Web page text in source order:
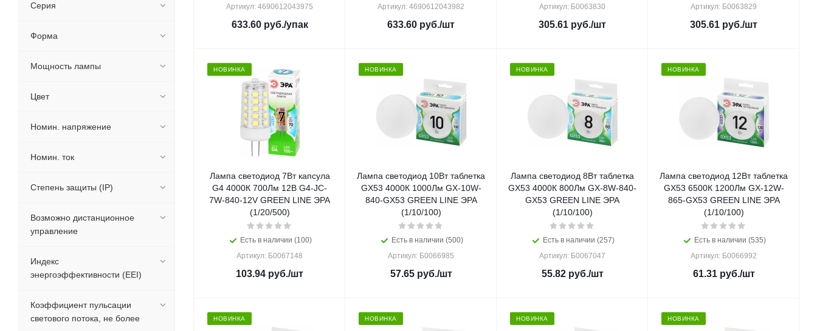
Артикул: 4690612043975
633.60руб./упак
Артикул: 4690612043982
633.60 руб./шт
Артикул: Б0063830
305.61 руб./шт
Артикул: Б0063829
305.61 руб./шт
НОВИНКА
Лампа светодиод 7Вт капсула
G4 4000К 700Лм 12В G4-JC-
7W-840-12V GREEN LINE ЭРА
(1/20/500)
Есть в наличии (100)
Артикул: Б0067148
103.94 руб./шт
НОВИНКА
Лампа светодиод 10Вт таблетка
GX53 4000К 1000Лм GX-10W-
840-GX53 GREEN LINE ЭРА
(1/10/100)
Есть в наличии (500)
Артикул: Б0066985
57.65руб./шт
НОВИНКА
Лампа светодиод 8Вт таблетка
GX53 4000К 800Лм GX-8W-840-
GX53 GREEN LINE ЭРА
(1/10/100)
Есть в наличии (257)
Артикул: Б0067047
55.82руб./шт
НОВИНКА
Лампа светодиод 12Вт таблетка
GX53 6500К 1200Лм GX-12W-
865-GX53 GREEN LINE ЭРА
(1/10/100)
Есть в наличии (535)
Артикул: Б0066992
61.31руб./шт
НОВИНКА НОВИНКА НОВИНКА НОВИНКА
Серия
Форма
Мощность лампы
Цвет
Номин. напряжение
Номин. ток
Степень защиты (IP)
Возможно дистанционное
управление
Индекс
энергоэффективности (EEI)
Коэффициент пульсации
светового потока, не более